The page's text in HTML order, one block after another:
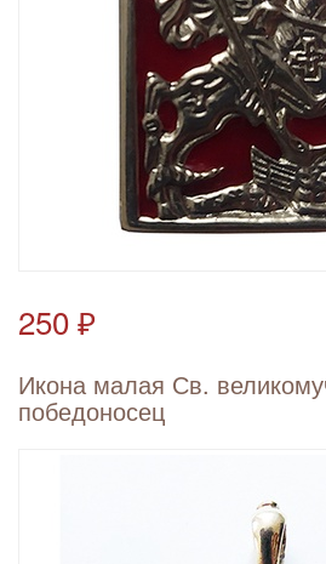
250 ₽
Икона малая Св.
победоносец